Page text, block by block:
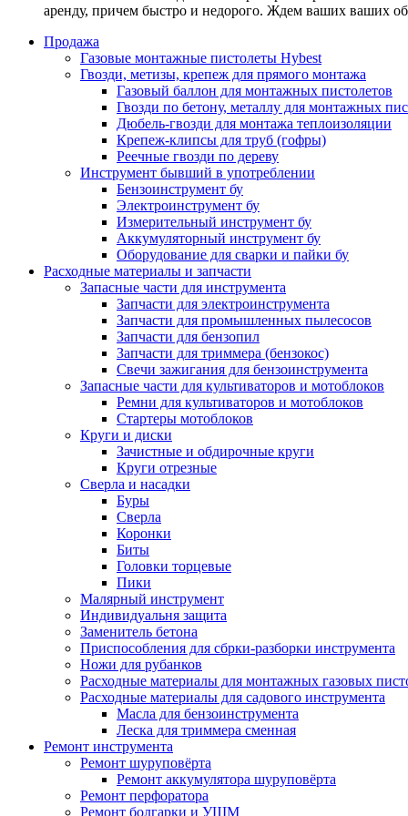
аренду, причем быстро и недорого. Ждем ваших ваших
Продажа
Газовые монтажные пистолеты Hybest
Гвозди, метизы, крепеж для прямого монтажа
Газовый баллон для монтажных пистолетов
Гвозди по бетону, металлу для монтажных
Дюбель-гвозди для монтажа теплоизоляции
Крепеж-клипсы для труб (гофры)
Реечные гвозди по дереву
Инструмент бывший в употреблении
Бензоинструмент бу
Электроинструмент бу
Измерительный инструмент бу
Аккумуляторный инструмент бу
Оборудование для сварки и пайки бу
Расходные материалы и запчасти
Запасные части для инструмента
Запчасти для электроинструмента
Запчасти для промышленных пылесосов
Запчасти для бензопил
Запчасти для триммера (бензокос)
Свечи зажигания для бензоинструмента
Запасные части для культиваторов и мотоблоков
Ремни для культиваторов и мотоблоков
Стартеры мотоблоков
Круги и диски
Зачистные и обдирочные круги
Круги отрезные
Сверла и насадки
Буры
Сверла
Коронки
Биты
Головки торцевые
Пики
Малярный инструмент
Индивидуальня защита
Заменитель бетона
Приспособления для сбрки-разборки инструмента
Ножи для рубанков
Расходные материалы для монтажных газовых
Расходные материалы для садового инструмента
Масла для бензоинструмента
Леска для триммера сменная
Ремонт инструмента
Ремонт шуруповёрта
Ремонт аккумулятора шуруповёрта
Ремонт перфоратора
Ремонт болгарки и УШМ